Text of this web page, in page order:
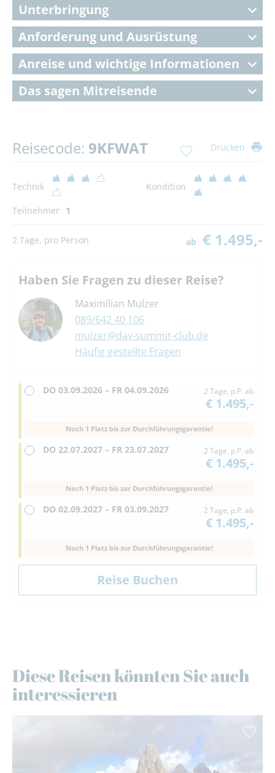
Unterbringung
Anforderung und Ausrüstung
Anreise und wichtige Informationen
Das sagen Mitreisende
Reisecode: 9KFWAT Drucken
Technik Kondition
Teilnehmer 1
2 Tage, pro Person ab € 1.495,-
Haben Sie Fragen zu dieser Reise?
Maximilian Mulzer
089/642 40 106
mulzer@dav-summit-club.de
Häufig gestellte Fragen
DO 03.09.2026 – FR 04.09.2026 2 Tage, p.P. ab
€ 1.495,-
Noch 1 Platz bis zur Durchführungsgarantie!
DO 22.07.2027 – FR 23.07.2027 2 Tage, p.P. ab
€ 1.495,-
Noch 1 Platz bis zur Durchführungsgarantie!
DO 02.09.2027 – FR 03.09.2027 2 Tage, p.P. ab
€ 1.495,-
Noch 1 Platz bis zur Durchführungsgarantie!
Diese Reisen könnten Sie auch
interessieren